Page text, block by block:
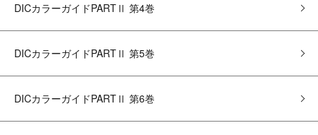
DICカラーガイドPARTⅡ 第4巻
DICカラーガイドPARTⅡ 第5巻
DICカラーガイドPARTⅡ 第6巻